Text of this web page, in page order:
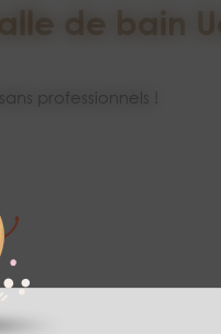
de bain
professionnels !